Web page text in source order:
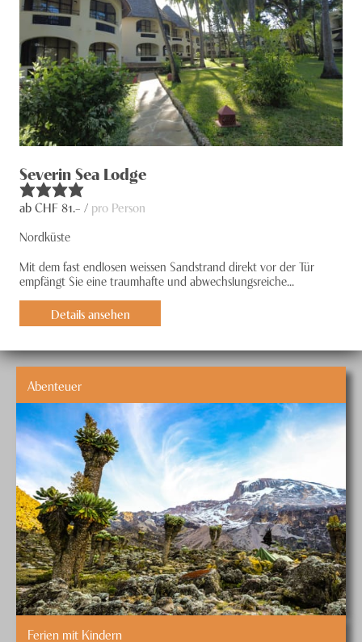
Severin Sea Lodge
ab CHF81.– / pro Person
Nordküste
Mit dem fast endlosen weissen Sandstrand direkt vor der Tür
empfängt Sie eine traumhafte und abwechslungsreiche...
Details ansehen
Abenteuer
Ferien mit Kindern